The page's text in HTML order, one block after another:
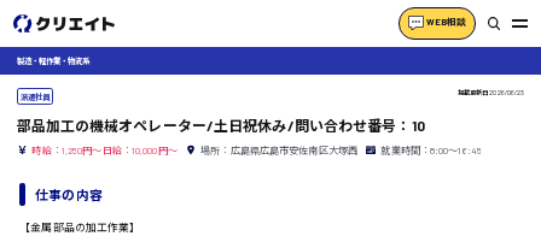
WEB相談
製造・軽作業・物流系
派遣社員 掲載更新日2026/06/23
部品加工の機械オペレーター/土日祝休み/問い合わせ番号：10
時給：1,250円～日給：10,000円～ 場所：広島県広島市安佐南区大塚西 就業時間：8:00〜16:45
仕事の内容
【金属部品の加工作業】